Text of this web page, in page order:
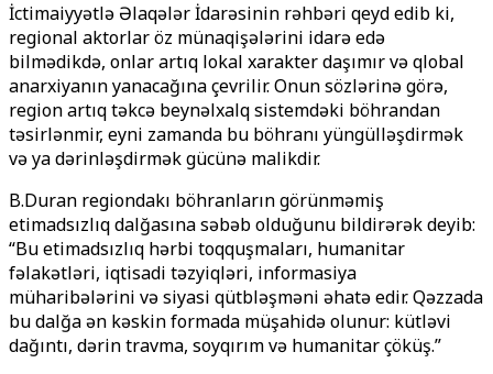
İctimaiyyətlə Əlaqələr İdarəsinin rəhbəri qeyd edib ki,
regional aktorlar öz münaqişələrini idarə edə
bilmədikdə, onlar artıq lokal xarakter daşımır və qlobal
anarxiyanın yanacağına çevrilir. Onun sözlərinə görə,
region artıq təkcə beynəlxalq sistemdəki böhrandan
təsirlənmir, eyni zamanda bu böhranı yüngülləşdirmək
və ya dərinləşdirmək gücünə malikdir.
B.Duran regiondakı böhranların görünməmiş
etimadsızlıq dalğasına səbəb olduğunu bildirərək deyib:
“Bu etimadsızlıq hərbi toqquşmaları, humanitar
fəlakətləri, iqtisadi təzyiqləri, informasiya
müharibələrini və siyasi qütbləşməni əhatə edir. Qəzzada
bu dalğa ən kəskin formada müşahidə olunur: kütləvi
dağıntı, dərin travma, soyqırım və humanitar çöküş.”